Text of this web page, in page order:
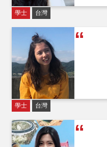
學士 台灣
學士 台灣